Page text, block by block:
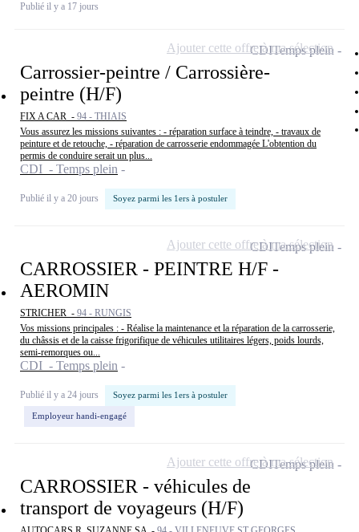
Publié il y a 17 jours
Carrossier-peintre / Carrossière-
peintre (H/F)
FIX A CAR - 94 - THIAIS
Vous assurez les missions suivantes : - réparation surface à teindre, - travaux de
peinture et de retouche, - réparation de carrosserie endommagée L'obtention du
permis de conduire serait un plus...
CDI - Temps plein
Publié il y a 20 jours Soyez parmi les 1ers à postuler
CDITemps plein
Ajouter cette offre à ma sélection
CARROSSIER - PEINTRE H/F -
AEROMIN
STRICHER - 94 - RUNGIS
Vos missions principales : - Réalise la maintenance et la réparation de la carrosserie,
du châssis et de la caisse frigorifique de véhicules utilitaires légers, poids lourds,
semi-remorques ou...
CDI - Temps plein
Publié il y a 24 jours Soyez parmi les 1ers à postuler
Employeur handi-engagé
CDITemps plein
Ajouter cette offre à ma sélection
CARROSSIER - véhicules de
transport de voyageurs (H/F)
CDITemps plein
Ajouter cette offre à ma sélection